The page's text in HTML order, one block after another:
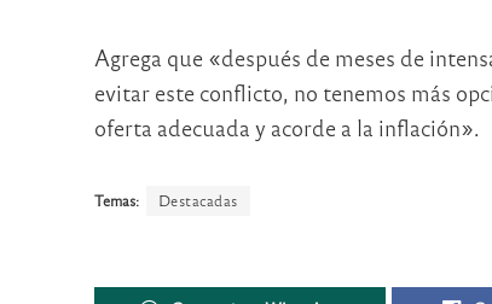
Agrega que «después de meses de
evitar este conflicto, no tenemos más
oferta adecuada y acorde a la inflación».
Temas: Destacadas